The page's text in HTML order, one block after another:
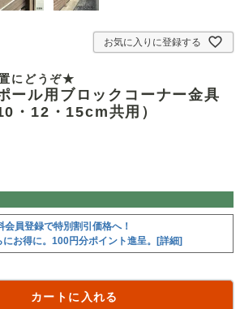
お気に入りに登録する
にどうぞ★
ール用ブロックコーナー金具
・12・15cm共用）
会員登録で特別割引価格へ！
にお得に。100円分ポイント進呈。[詳細]
カートに入れる